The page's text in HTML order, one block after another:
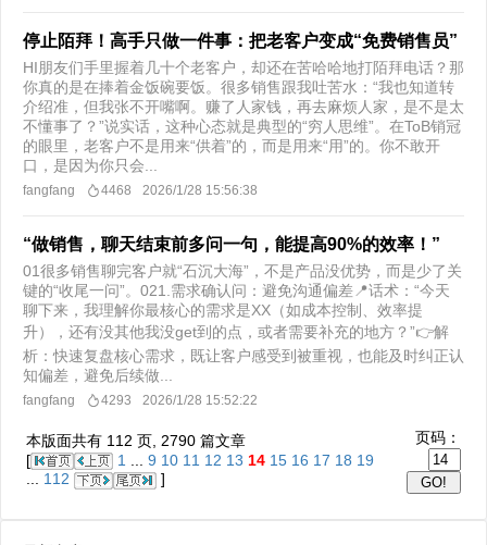
停止陌拜！高手只做一件事：把老客户变成“免费销售员”
HI朋友们手里握着几十个老客户，却还在苦哈哈地打陌拜电话？那
你真的是在捧着金饭碗要饭。很多销售跟我吐苦水：“我也知道转
介绍准，但我张不开嘴啊。赚了人家钱，再去麻烦人家，是不是太
不懂事了？”说实话，这种心态就是典型的“穷人思维”。在ToB销冠
的眼里，老客户不是用来“供着”的，而是用来“用”的。你不敢开
口，是因为你只会...
fangfang 4468 2026/1/28 15:56:38
“做销售，聊天结束前多问一句，能提高90%的效率！”
01很多销售聊完客户就“石沉大海”，不是产品没优势，而是少了关
键的“收尾一问”。021.需求确认问：避免沟通偏差📍话术：“今天
聊下来，我理解你最核心的需求是XX（如成本控制、效率提
升），还有没其他我没get到的点，或者需要补充的地方？”👉解
析：快速复盘核心需求，既让客户感受到被重视，也能及时纠正认
知偏差，避免后续做...
fangfang 4293 2026/1/28 15:52:22
本版面共有 112 页, 2790 篇文章
[
1 9 10 11 12 13 14 15 16 17 18 19
... 112 ]
页码：